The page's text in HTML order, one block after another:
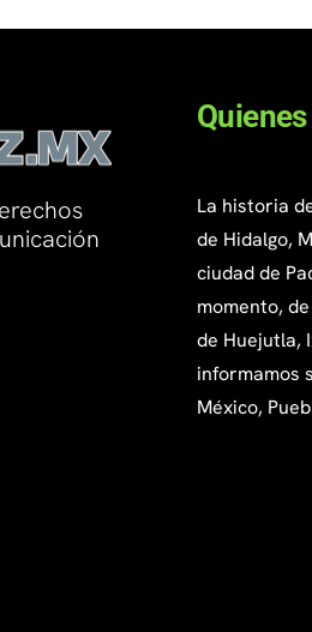
La historia
de Hidalgo,
ciudad de
momento,
de Huejutla,
informamos
México,